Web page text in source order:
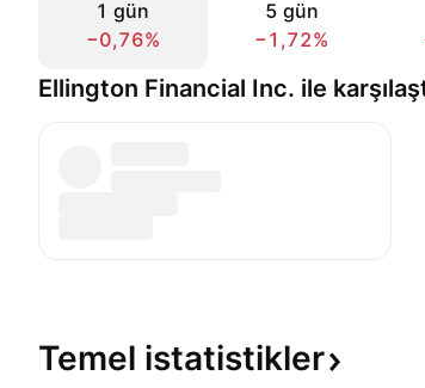
1 gün
−0,76%
5 gün
−1,72%
Ellington Financial Inc. ile
Temel istatistikler